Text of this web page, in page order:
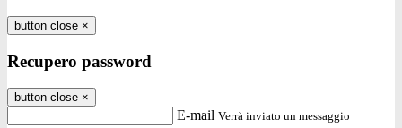
button close ×
Recupero password
button close ×
E-mail Verrà inviato un messaggio